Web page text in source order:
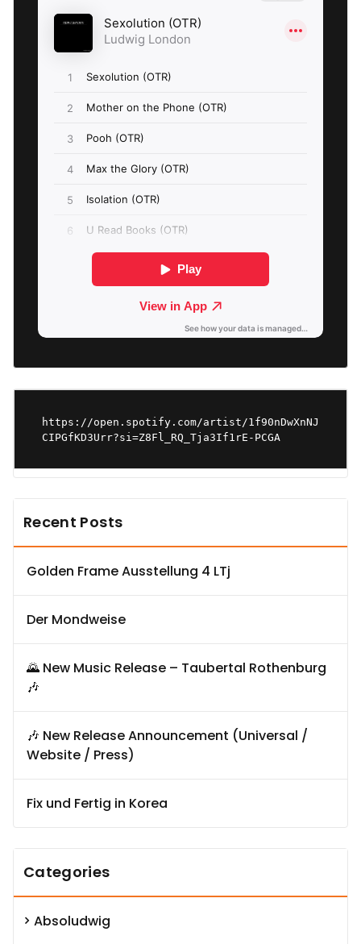
https://open.spotify.com/artist/1f90nDwXnNJ
CIPGfKD3Urr?si=Z8Fl_RQ_Tja3If1rE-PCGA
Recent Posts
Golden Frame Ausstellung 4 LTj
Der Mondweise
🌄 New Music Release – Taubertal Rothenburg
🎶
🎶 New Release Announcement (Universal /
Website / Press)
Fix und Fertig in Korea
Categories
Absoludwig